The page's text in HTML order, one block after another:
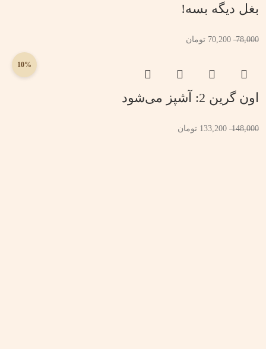
بغل دیگه بسه!
78,000
70,200 تومان
10%
اون گرین 2: آشپز می‌شود
148,000
133,200 تومان